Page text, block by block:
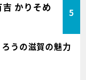
かりそめ
5
うの滋賀の魅力